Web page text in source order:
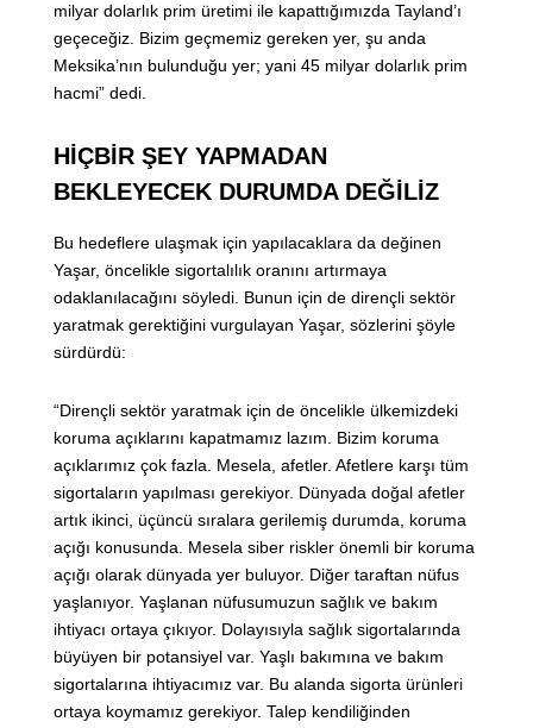
milyar dolarlık prim üretimi ile kapattığımızda Tayland’ı
geçeceğiz. Bizim geçmemiz gereken yer, şu anda
Meksika’nın bulunduğu yer; yani 45 milyar dolarlık prim
hacmi” dedi.
HİÇBİR ŞEY YAPMADAN
BEKLEYECEK DURUMDA DEĞİLİZ
Bu hedeflere ulaşmak için yapılacaklara da değinen
Yaşar, öncelikle sigortalılık oranını artırmaya
odaklanılacağını söyledi. Bunun için de dirençli sektör
yaratmak gerektiğini vurgulayan Yaşar, sözlerini şöyle
sürdürdü:
“Dirençli sektör yaratmak için de öncelikle ülkemizdeki
koruma açıklarını kapatmamız lazım. Bizim koruma
açıklarımız çok fazla. Mesela, afetler. Afetlere karşı tüm
sigortaların yapılması gerekiyor. Dünyada doğal afetler
artık ikinci, üçüncü sıralara gerilemiş durumda, koruma
açığı konusunda. Mesela siber riskler önemli bir koruma
açığı olarak dünyada yer buluyor. Diğer taraftan nüfus
yaşlanıyor. Yaşlanan nüfusumuzun sağlık ve bakım
ihtiyacı ortaya çıkıyor. Dolayısıyla sağlık sigortalarında
büyüyen bir potansiyel var. Yaşlı bakımına ve bakım
sigortalarına ihtiyacımız var. Bu alanda sigorta ürünleri
ortaya koymamız gerekiyor. Talep kendiliğinden